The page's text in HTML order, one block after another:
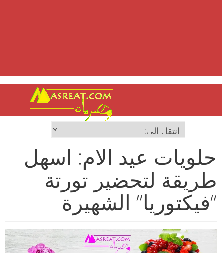
حلويات عيد الام: اسهل
طريقة لتحضير تورتة
“فيكتوريا” الشهيرة